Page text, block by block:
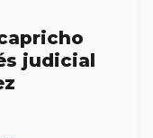
judicial